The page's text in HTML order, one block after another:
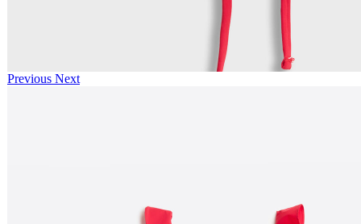
Previous Next